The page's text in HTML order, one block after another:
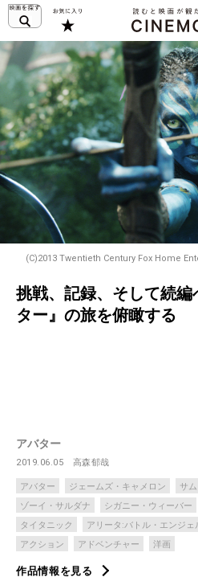
(C)2013 Twentieth Century Fox Home
挑戦、記録、そして続
ター』の旅を俯瞰する
アバター
2019.06.05 高森郁哉
アバター ジェームズ・キャメロン
サ
ゾーイ・サルダナ
シガニー・ウィーバー
タイタニック
アリータ:バトル・エンジェ
アクション
アドベンチャー 洋画
作品情報を見る